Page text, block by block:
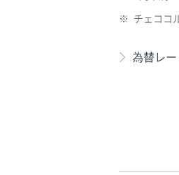
※ チェココ
為替レー